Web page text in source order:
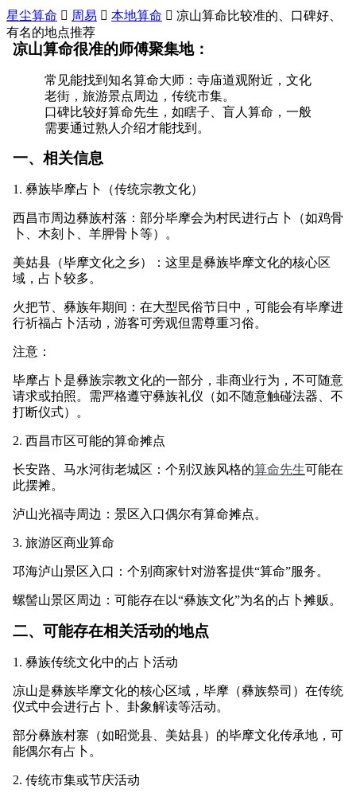
星尘算命  周易  本地算命  凉山算命比较准的、口碑好、
有名的地点推荐
凉山算命很准的师傅聚集地：
常见能找到知名算命大师：寺庙道观附近，文化
老街，旅游景点周边，传统市集。
口碑比较好算命先生，如瞎子、盲人算命，一般
需要通过熟人介绍才能找到。
一、相关信息
1. 彝族毕摩占卜（传统宗教文化）
西昌市周边彝族村落：部分毕摩会为村民进行占卜（如鸡骨
卜、木刻卜、羊胛骨卜等）。
美姑县（毕摩文化之乡）：这里是彝族毕摩文化的核心区
域，占卜较多。
火把节、彝族年期间：在大型民俗节日中，可能会有毕摩进
行祈福占卜活动，游客可旁观但需尊重习俗。
注意：
毕摩占卜是彝族宗教文化的一部分，非商业行为，不可随意
请求或拍照。需严格遵守彝族礼仪（如不随意触碰法器、不
打断仪式）。
2. 西昌市区可能的算命摊点
长安路、马水河街老城区：个别汉族风格的算命先生可能在
此摆摊。
泸山光福寺周边：景区入口偶尔有算命摊点。
3. 旅游区商业算命
邛海泸山景区入口：个别商家针对游客提供“算命”服务。
螺髻山景区周边：可能存在以“彝族文化”为名的占卜摊贩。
二、可能存在相关活动的地点
1. 彝族传统文化中的占卜活动
凉山是彝族毕摩文化的核心区域，毕摩（彝族祭司）在传统
仪式中会进行占卜、卦象解读等活动。
部分彝族村寨（如昭觉县、美姑县）的毕摩文化传承地，可
能偶尔有占卜。
2. 传统市集或节庆活动